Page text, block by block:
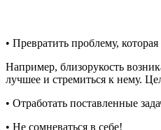
• Превратить проблему,
Например, близорукость
лучшее и стремиться к нему.
• Отработать поставленные
• Не сомневаться в себе!